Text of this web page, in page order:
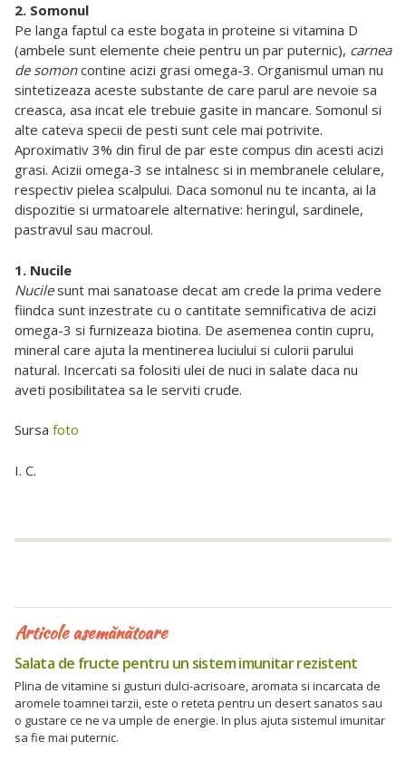
2. Somonul
Pe langa faptul ca este bogata in proteine si vitamina D
(ambele sunt elemente cheie pentru un par puternic), carnea
de somoncontine acizi grasi omega-3. Organismul uman nu
sintetizeaza aceste substante de care parul are nevoie sa
creasca, asa incat ele trebuie gasite in mancare. Somonul si
alte cateva specii de pesti sunt cele mai potrivite.
Aproximativ 3% din firul de par este compus din acesti acizi
grasi. Acizii omega-3 se intalnesc si in membranele celulare,
respectiv pielea scalpului. Daca somonul nu te incanta, ai la
dispozitie si urmatoarele alternative: heringul, sardinele,
pastravul sau macroul.
1. Nucile
Nucilesunt mai sanatoase decat am crede la prima vedere
fiindca sunt inzestrate cu o cantitate semnificativa de acizi
omega-3 si furnizeaza biotina. De asemenea contin cupru,
mineral care ajuta la mentinerea luciului si culorii parului
natural. Incercati sa folositi ulei de nuci in salate daca nu
aveti posibilitatea sa le serviti crude.
Sursa foto
I. C.
Articole asemănătoare
Salata de fructe pentru un sistem imunitar rezistent
Plina de vitamine si gusturi dulci-acrisoare, aromata si incarcata de
aromele toamnei tarzii, este o reteta pentru un desert sanatos sau
o gustare ce ne va umple de energie. In plus ajuta sistemul imunitar
sa fie mai puternic.